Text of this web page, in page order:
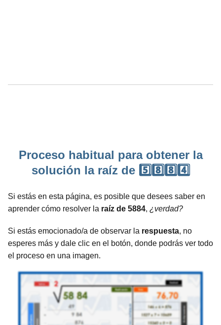
Proceso habitual para obtener la
solución la raíz de 5️⃣8️⃣8️⃣4️⃣
Si estás en esta página, es posible que desees saber en
aprender cómo resolver la raíz de 5884, ¿verdad?
Si estás emocionado/a de observar la respuesta, no
esperes más y dale clic en el botón, donde podrás ver todo
el proceso en una imagen.